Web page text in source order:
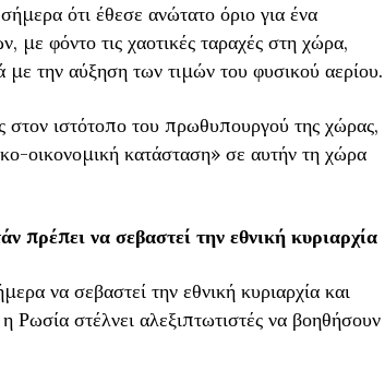
ότι έθεσε ανώτατο όριο για ένα
με φόντο τις χαοτικές ταραχές στη χώρα,
με την αύξηση των τιμών του φυσικού αερίου.
στον ιστότοπο του πρωθυπουργού της χώρας,
οικονομική κατάσταση» σε αυτήν τη χώρα
να σεβαστεί την εθνική κυριαρχία
να σεβαστεί την εθνική κυριαρχία και
Ρωσία στέλνει αλεξιπτωτιστές να βοηθήσουν